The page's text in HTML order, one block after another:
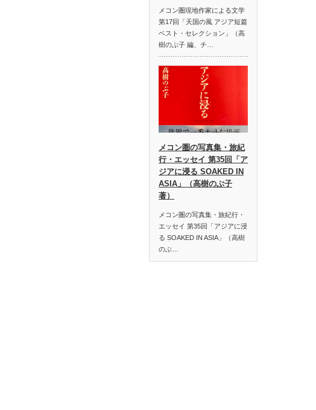
メコン圏現地作家による文学
第17回「天国の風 アジア短篇
ベスト・セレクション」（高
樹のぶ子 編、チ…
メコン圏の写真集・旅紀
行・エッセイ 第35回「ア
ジアに浸る SOAKED IN
ASIA」（高樹のぶ子
著）
メコン圏の写真集・旅紀行・
エッセイ 第35回「アジアに浸
る SOAKED IN ASIA」（高樹
のぶ…